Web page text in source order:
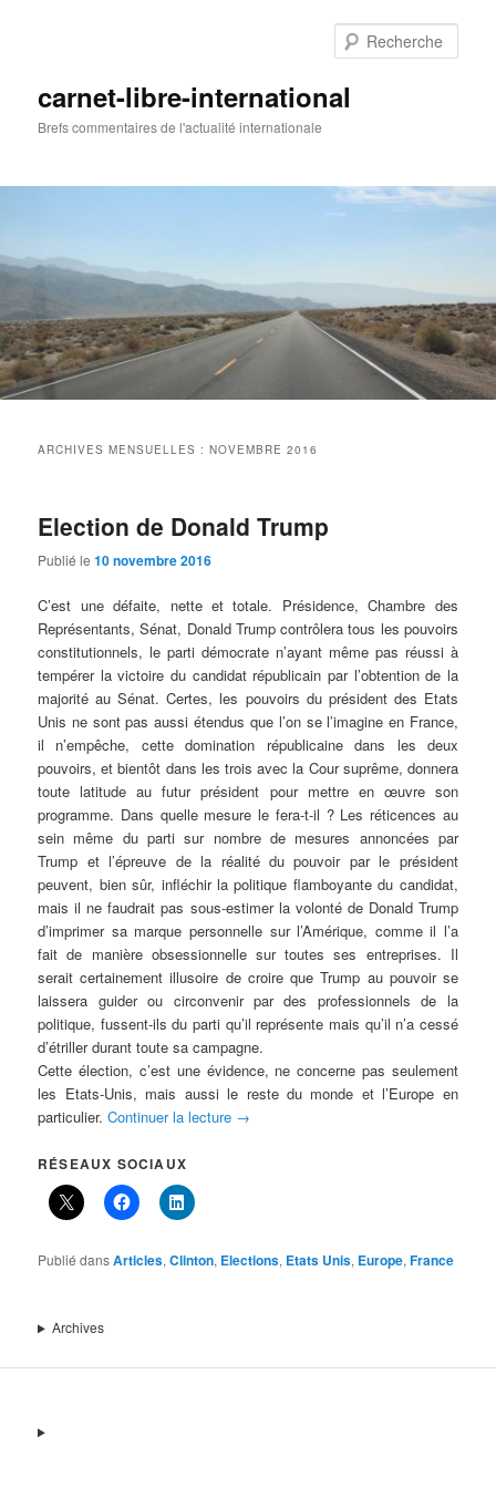
carnet-libre-international
Brefs commentaires de l'actualité internationale
ARCHIVES MENSUELLES :NOVEMBRE 2016
Election de Donald Trump
Publié le10 novembre 2016
C’est une défaite, nette et totale. Présidence, Chambre des
Représentants, Sénat, Donald Trump contrôlera tous les pouvoirs
constitutionnels, le parti démocrate n’ayant même pas réussi à
tempérer la victoire du candidat républicain par l’obtention de la
majorité au Sénat. Certes, les pouvoirs du président des Etats
Unis ne sont pas aussi étendus que l’on se l’imagine en France,
il n’empêche, cette domination républicaine dans les deux
pouvoirs, et bientôt dans les trois avec la Cour suprême, donnera
toute latitude au futur président pour mettre en œuvre son
programme. Dans quelle mesure le fera-t-il ? Les réticences au
sein même du parti sur nombre de mesures annoncées par
Trump et l’épreuve de la réalité du pouvoir par le président
peuvent, bien sûr, infléchir la politique flamboyante du candidat,
mais il ne faudrait pas sous-estimer la volonté de Donald Trump
d’imprimer sa marque personnelle sur l’Amérique, comme il l’a
fait de manière obsessionnelle sur toutes ses entreprises. Il
serait certainement illusoire de croire que Trump au pouvoir se
laissera guider ou circonvenir par des professionnels de la
politique, fussent-ils du parti qu’il représente mais qu’il n’a cessé
d’étriller durant toute sa campagne.
Cette élection, c’est une évidence, ne concerne pas seulement
les Etats-Unis, mais aussi le reste du monde et l’Europe en
particulier.Continuer la lecture →
RÉSEAUX SOCIAUX
Publié dansArticles,Clinton, Elections, Etats Unis, Europe,France
Archives